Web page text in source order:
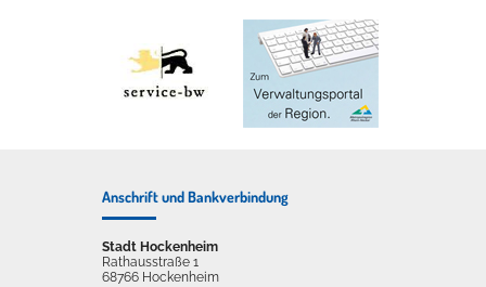
Anschrift und Bankverbindung
Stadt Hockenheim
Rathausstraße 1
68766 Hockenheim